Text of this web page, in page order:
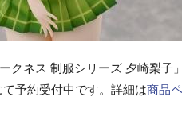
クネス 制服シリーズ 夕崎梨子
予約受付中です。詳細は商品